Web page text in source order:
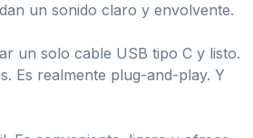
un sonido claro y envolvente.
un solo cable USB tipo C y listo.
Es realmente plug-and-play. Y